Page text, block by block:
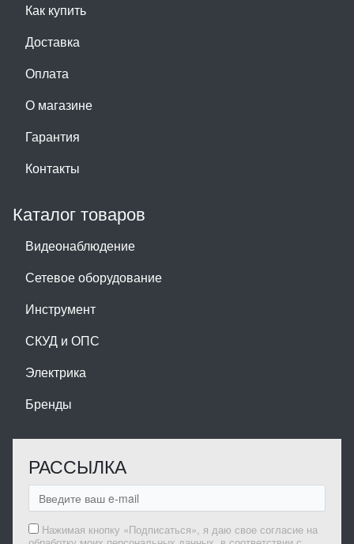
Как купить
Доставка
Оплата
О магазине
Гарантия
Контакты
Каталог товаров
Видеонаблюдение
Сетевое оборудование
Инструмент
СКУД и ОПС
Электрика
Бренды
РАССЫЛКА
Нажимая кнопку «Подписаться», я даю свое согласие на